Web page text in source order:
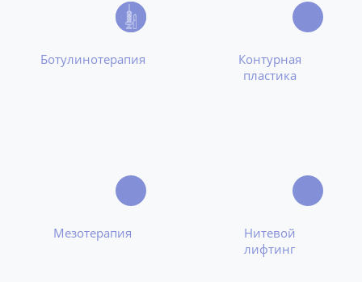
Ботулинотерапия
Контурная
пластика
Мезотерапия
Нитевой
лифтинг